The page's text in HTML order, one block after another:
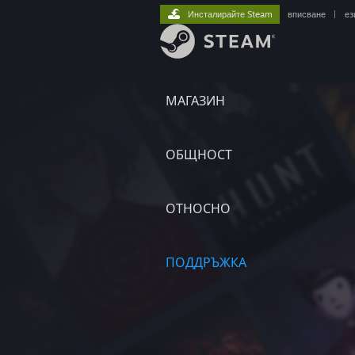
МАГАЗИН
ОБЩНОСТ
ОТНОСНО
ПОДДРЪЖКА
Инсталирайте Steam вписване